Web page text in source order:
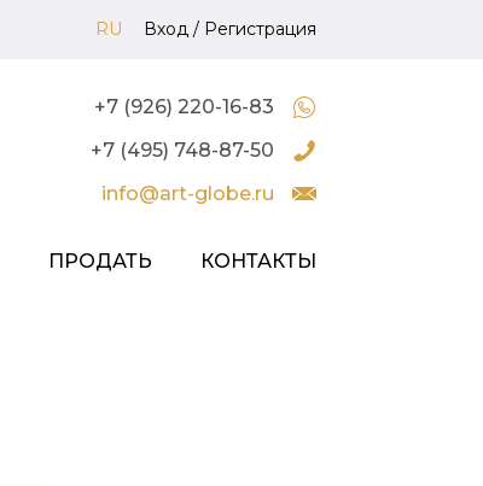
RU Вход / Регистрация
+7 (926) 220-16-83
+7 (495) 748-87-50
info@art-globe.ru
ПРОДАТЬ КОНТАКТЫ